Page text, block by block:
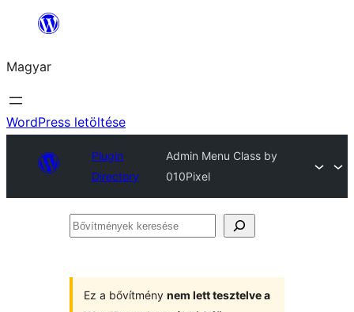
Ugrás
tartalomhoz
Magyar
WordPress letöltése
Plugin
Directory
Admin Menu Class by
010Pixel
Bővítmények
Ez a bővítmény nem lett tesztelve a